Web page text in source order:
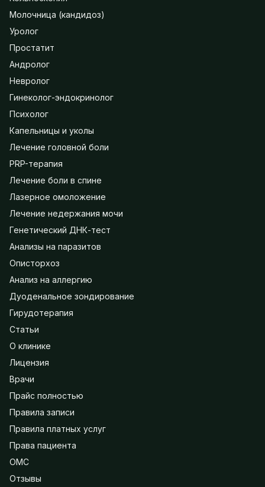
Молочница (кандидоз)
Уролог
Простатит
Андролог
Невролог
Гинеколог-эндокринолог
Психолог
Капельницы и уколы
Лечение головной боли
PRP-терапия
Лечение боли в спине
Лазерное омоложение
Лечение недержания мочи
Генетический ДНК-тест
Анализы на паразитов
Описторхоз
Анализ на аллергию
Дуоденальное зондирование
Гирудотерапия
Статьи
О клинике
Лицензия
Врачи
Прайс полностью
Правила записи
Правила платных услуг
Права пациента
ОМС
Отзывы